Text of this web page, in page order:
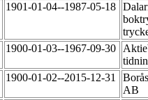
1901-01-04--1987-05-18
1900-01-03--1967-09-30
1900-01-02--2015-12-31
AB